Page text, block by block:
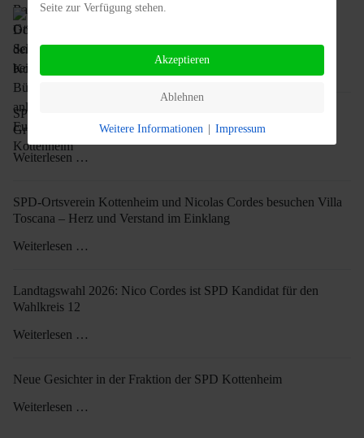
Döppekocheessen der SPD Kottenheim
Weiterlesen …
SPD Kottenheim mit Nicolas Cordes beim Schulbesuch in der
Grundschule Kottenheim
Weiterlesen …
SPD-Ortsverein Kottenheim und Nicolas Cordes besuchen Villa
Toscana – Herz und Verstand im Einklang
Weiterlesen …
Landtagswahl 2026: Nico Cordes ist SPD Kandidat für den
Wahlkreis 12
Weiterlesen …
Neue Gesichter in der Fraktion der SPD Kottenheim
Weiterlesen …
Seite zur Verfügung stehen.
Akzeptieren
Ablehnen
Weitere Informationen | Impressum